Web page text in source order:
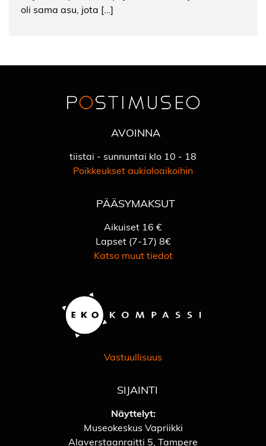
oli sama asu, jota […]
AVOINNA
tiistai - sunnuntai klo 10 - 18
Poikkeukset aukioloaikoihin
PÄÄSYMAKSUT
Aikuiset 16 €
Lapset (7-17) 8€
Katso muut tiedot
Vastuullisuus
SIJAINTI
Näyttelyt:
Museokeskus Vapriikki
Alaverstaanraitti 5, Tampere